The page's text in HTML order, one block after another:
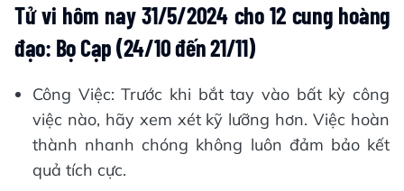
Tử vi hôm nay 31/5/2024 cho 12 cung hoàng
đạo: Bọ Cạp (24/10 đến 21/11)
Công Việc: Trước khi bắt tay vào bất kỳ công
việc nào, hãy xem xét kỹ lưỡng hơn. Việc hoàn
thành nhanh chóng không luôn đảm bảo kết
quả tích cực.